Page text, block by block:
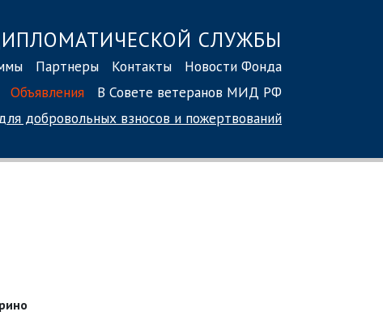
СЛУЖБЫ
Партнеры Контакты
Новости Фонда
Объявления
В Совете ветеранов МИД РФ
добровольных взносов и пожертвований